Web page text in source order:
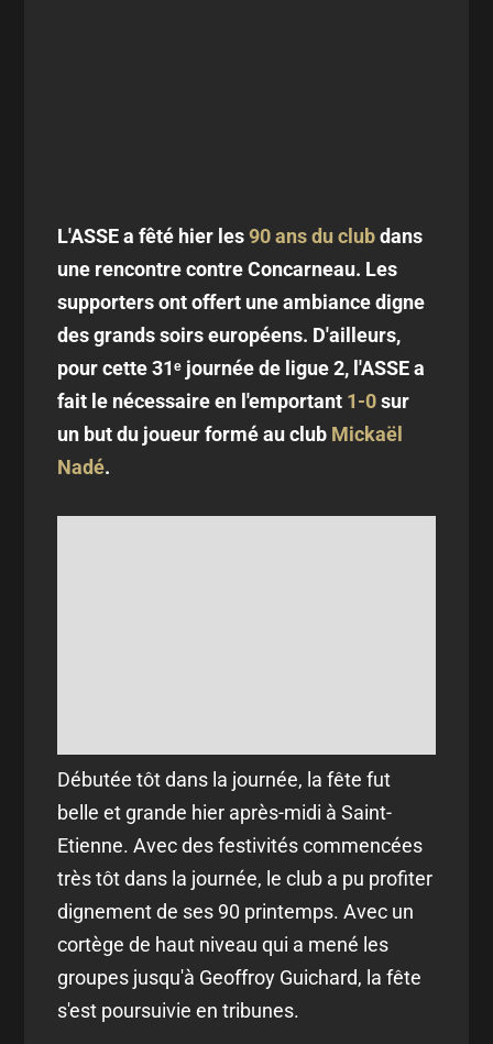
L'ASSE a fêté hier les90 ans du clubdans
une rencontre contre Concarneau. Les
supporters ont offert une ambiance digne
des grands soirs européens. D'ailleurs,
pour cette 31ᵉ journée de ligue 2, l'ASSE a
fait le nécessaire en l'emportant 1-0sur
un but du joueur formé au club Mickaël
Nadé.
Débutée tôt dans la journée, la fête fut
belle et grande hier après-midi à Saint-
Etienne. Avec des festivités commencées
très tôt dans la journée, le club a pu profiter
dignement de ses 90 printemps. Avec un
cortège de haut niveau qui a mené les
groupes jusqu'à Geoffroy Guichard, la fête
s'est poursuivie en tribunes.